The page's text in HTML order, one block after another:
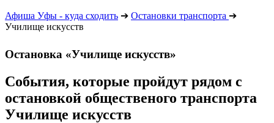
Афиша Уфы - куда сходить ➔ Остановки транспорта ➔
Училище искусств
Остановка «Училище искусств»
События, которые пройдут рядом с
остановкой общественого транспорта
Училище искусств